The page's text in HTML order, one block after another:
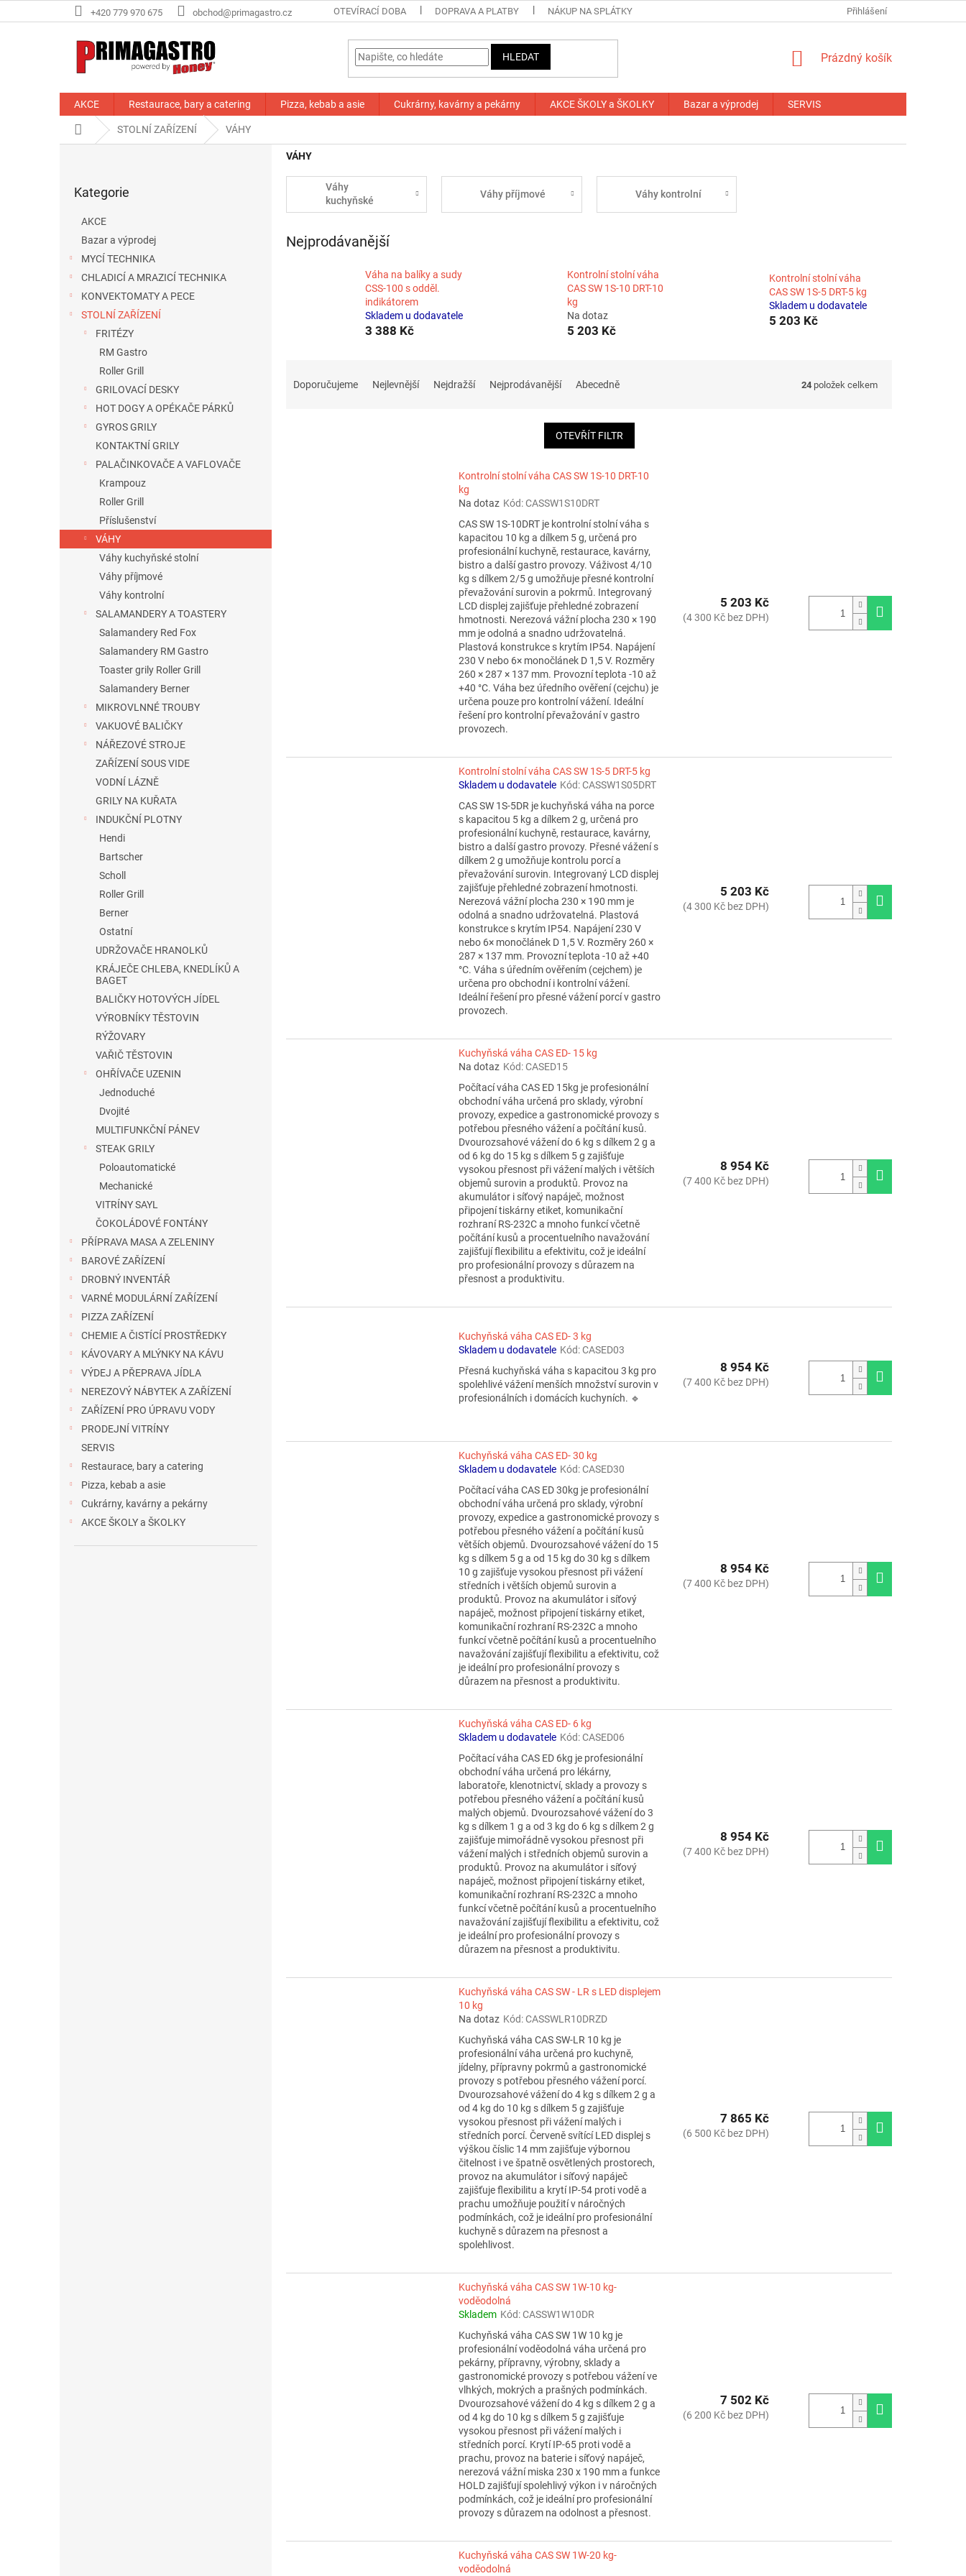
na
+420 779 970 675 obchod@primagastro.cz OTEVÍRACÍ DOBA DOPRAVA A PLATBY NÁKUP NA SPLÁTKY OBCHODNÍ PODMÍNKYPřihlášení
HLEDAT
NÁKUPNÍ
Prázdný košík
AKCE Restaurace, bary a catering Pizza, kebab a asie Cukrárny, kavárny a pekárny AKCE ŠKOLY a ŠKOLKY Bazar a výprodej SERVIS
Domů STOLNÍ ZAŘÍZENÍ VÁHY
kategorie
Kategorie
AKCE
Bazar a výprodej
MYCÍ TECHNIKA
CHLADICÍ A MRAZICÍ TECHNIKA
KONVEKTOMATY A PECE
STOLNÍ ZAŘÍZENÍ
FRITÉZY
RM Gastro
Roller Grill
GRILOVACÍ DESKY
HOT DOGY A OPÉKAČE PÁRKŮ
GYROS GRILY
KONTAKTNÍ GRILY
PALAČINKOVAČE A VAFLOVAČE
Krampouz
Roller Grill
Příslušenství
VÁHY
Váhy kuchyňské stolní
Váhy příjmové
Váhy kontrolní
SALAMANDERY A TOASTERY
Salamandery Red Fox
Salamandery RM Gastro
Toaster grily Roller Grill
Salamandery Berner
MIKROVLNNÉ TROUBY
VAKUOVÉ BALIČKY
NÁŘEZOVÉ STROJE
ZAŘÍZENÍ SOUS VIDE
VODNÍ LÁZNĚ
GRILY NA KUŘATA
INDUKČNÍ PLOTNY
Hendi
Bartscher
Scholl
Roller Grill
Berner
Ostatní
UDRŽOVAČE HRANOLKŮ
KRÁJEČE CHLEBA, KNEDLÍKŮ A
BAGET
BALIČKY HOTOVÝCH JÍDEL
VÝROBNÍKY TĚSTOVIN
RÝŽOVARY
VAŘIČ TĚSTOVIN
OHŘÍVAČE UZENIN
Jednoduché
Dvojité
MULTIFUNKČNÍ PÁNEV
STEAK GRILY
Poloautomatické
Mechanické
VITRÍNY SAYL
ČOKOLÁDOVÉ FONTÁNY
PŘÍPRAVA MASA A ZELENINY
BAROVÉ ZAŘÍZENÍ
DROBNÝ INVENTÁŘ
VARNÉ MODULÁRNÍ ZAŘÍZENÍ
PIZZA ZAŘÍZENÍ
CHEMIE A ČISTÍCÍ PROSTŘEDKY
KÁVOVARY A MLÝNKY NA KÁVU
VÝDEJ A PŘEPRAVA JÍDLA
NEREZOVÝ NÁBYTEK A ZAŘÍZENÍ
ZAŘÍZENÍ PRO ÚPRAVU VODY
PRODEJNÍ VITRÍNY
SERVIS
Restaurace, bary a catering
Pizza, kebab a asie
Cukrárny, kavárny a pekárny
AKCE ŠKOLY a ŠKOLKY
VÁHY
Váhy
kuchyňské
stolní
Váhy příjmové Váhy kontrolní
Nejprodávanější
Váha na balíky a sudy
CSS-100 s odděl.
indikátorem
Skladem u dodavatele
3 388 Kč
Kontrolní stolní váha
CAS SW 1S-10 DRT-10
kg
Na dotaz
5 203 Kč
Kontrolní stolní váha
CAS SW 1S-5 DRT-5 kg
Skladem u dodavatele
5 203 Kč
Doporučujeme Nejlevnější Nejdražší Nejprodávanější Abecedně 24 položek celkem
OTEVŘÍT FILTR
Kontrolní stolní váha CAS SW 1S-10 DRT-10
kg
Na dotaz Kód:CASSW1S10DRT
CAS SW 1S-10DRT je kontrolní stolní váha s
kapacitou 10 kg a dílkem 5 g, určená pro
profesionální kuchyně, restaurace, kavárny,
bistro a další gastro provozy. Váživost 4/10
kg s dílkem 2/5 g umožňuje přesné kontrolní
převažování surovin a pokrmů. Integrovaný
LCD displej zajišťuje přehledné zobrazení
hmotnosti. Nerezová vážní plocha 230 × 190
mm je odolná a snadno udržovatelná.
Plastová konstrukce s krytím IP54. Napájení
230 V nebo 6× monočlánek D 1,5 V. Rozměry
260 × 287 × 137 mm. Provozní teplota -10 až
+40 °C. Váha bez úředního ověření (cejchu) je
určena pouze pro kontrolní vážení. Ideální
řešení pro kontrolní převažování v gastro
provozech.
5 203 Kč
(4 300 Kč bez DPH)
Kontrolní stolní váha CAS SW 1S-5 DRT-5 kg
Skladem u dodavatele Kód:CASSW1S05DRT
CAS SW 1S-5DR je kuchyňská váha na porce
s kapacitou 5 kg a dílkem 2 g, určená pro
profesionální kuchyně, restaurace, kavárny,
bistro a další gastro provozy. Přesné vážení s
dílkem 2 g umožňuje kontrolu porcí a
převažování surovin. Integrovaný LCD displej
zajišťuje přehledné zobrazení hmotnosti.
Nerezová vážní plocha 230 × 190 mm je
odolná a snadno udržovatelná. Plastová
konstrukce s krytím IP54. Napájení 230 V
nebo 6× monočlánek D 1,5 V. Rozměry 260 ×
287 × 137 mm. Provozní teplota -10 až +40
°C. Váha s úředním ověřením (cejchem) je
určena pro obchodní i kontrolní vážení.
Ideální řešení pro přesné vážení porcí v gastro
provozech.
5 203 Kč
(4 300 Kč bez DPH)
Kuchyňská váha CAS ED- 15 kg
Na dotaz Kód:CASED15
Počítací váha CAS ED 15kg je profesionální
obchodní váha určená pro sklady, výrobní
provozy, expedice a gastronomické provozy s
potřebou přesného vážení a počítání kusů.
Dvourozsahové vážení do 6 kg s dílkem 2 g a
od 6 kg do 15 kg s dílkem 5 g zajišťuje
vysokou přesnost při vážení malých i větších
objemů surovin a produktů. Provoz na
akumulátor i síťový napáječ, možnost
připojení tiskárny etiket, komunikační
rozhraní RS-232C a mnoho funkcí včetně
počítání kusů a procentuelního navažování
zajišťují flexibilitu a efektivitu, což je ideální
pro profesionální provozy s důrazem na
přesnost a produktivitu.
8 954 Kč
(7 400 Kč bez DPH)
Kuchyňská váha CAS ED- 3 kg
Skladem u dodavatele Kód:CASED03
Přesná kuchyňská váha s kapacitou 3 kg pro
spolehlivé vážení menších množství surovin v
profesionálních i domácích kuchyních. 🔹
8 954 Kč
(7 400 Kč bez DPH)
Kuchyňská váha CAS ED- 30 kg
Skladem u dodavatele Kód:CASED30
Počítací váha CAS ED 30kg je profesionální
obchodní váha určená pro sklady, výrobní
provozy, expedice a gastronomické provozy s
potřebou přesného vážení a počítání kusů
větších objemů. Dvourozsahové vážení do 15
kg s dílkem 5 g a od 15 kg do 30 kg s dílkem
10 g zajišťuje vysokou přesnost při vážení
středních i větších objemů surovin a
produktů. Provoz na akumulátor i síťový
napáječ, možnost připojení tiskárny etiket,
komunikační rozhraní RS-232C a mnoho
funkcí včetně počítání kusů a procentuelního
navažování zajišťují flexibilitu a efektivitu, což
je ideální pro profesionální provozy s
důrazem na přesnost a produktivitu.
8 954 Kč
(7 400 Kč bez DPH)
Kuchyňská váha CAS ED- 6 kg
Skladem u dodavatele Kód:CASED06
Počítací váha CAS ED 6kg je profesionální
obchodní váha určená pro lékárny,
laboratoře, klenotnictví, sklady a provozy s
potřebou přesného vážení a počítání kusů
malých objemů. Dvourozsahové vážení do 3
kg s dílkem 1 g a od 3 kg do 6 kg s dílkem 2 g
zajišťuje mimořádně vysokou přesnost při
vážení malých i středních objemů surovin a
produktů. Provoz na akumulátor i síťový
napáječ, možnost připojení tiskárny etiket,
komunikační rozhraní RS-232C a mnoho
funkcí včetně počítání kusů a procentuelního
navažování zajišťují flexibilitu a efektivitu, což
je ideální pro profesionální provozy s
důrazem na přesnost a produktivitu.
8 954 Kč
(7 400 Kč bez DPH)
Kuchyňská váha CAS SW - LR s LED displejem
10 kg
Na dotaz Kód:CASSWLR10DRZD
Kuchyňská váha CAS SW-LR 10 kg je
profesionální váha určená pro kuchyně,
jídelny, přípravny pokrmů a gastronomické
provozy s potřebou přesného vážení porcí.
Dvourozsahové vážení do 4 kg s dílkem 2 g a
od 4 kg do 10 kg s dílkem 5 g zajišťuje
vysokou přesnost při vážení malých i
středních porcí. Červeně svítící LED displej s
výškou číslic 14 mm zajišťuje výbornou
čitelnost i ve špatně osvětlených prostorech,
provoz na akumulátor i síťový napáječ
zajišťuje flexibilitu a krytí IP-54 proti vodě a
prachu umožňuje použití v náročných
podmínkách, což je ideální pro profesionální
kuchyně s důrazem na přesnost a
spolehlivost.
7 865 Kč
(6 500 Kč bez DPH)
Kuchyňská váha CAS SW 1W-10 kg-
voděodolná
Skladem Kód:CASSW1W10DR
Kuchyňská váha CAS SW 1W 10 kg je
profesionální voděodolná váha určená pro
pekárny, přípravny, výrobny, sklady a
gastronomické provozy s potřebou vážení ve
vlhkých, mokrých a prašných podmínkách.
Dvourozsahové vážení do 4 kg s dílkem 2 g a
od 4 kg do 10 kg s dílkem 5 g zajišťuje
vysokou přesnost při vážení malých i
středních porcí. Krytí IP-65 proti vodě a
prachu, provoz na baterie i síťový napáječ,
nerezová vážní miska 230 x 190 mm a funkce
HOLD zajišťují spolehlivý výkon i v náročných
podmínkách, což je ideální pro profesionální
provozy s důrazem na odolnost a přesnost.
7 502 Kč
(6 200 Kč bez DPH)
Kuchyňská váha CAS SW 1W-20 kg-
voděodolná